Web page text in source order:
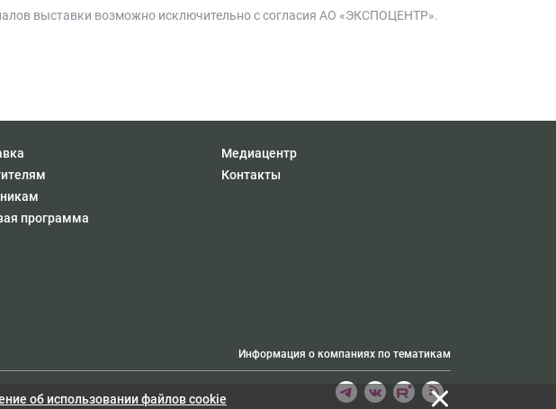
выставки возможно исключительно с согласия АО «ЭКСПОЦЕНТР».
программа
Медиацентр
Контакты
Информация о компаниях по тематикам
об использовании файлов cookie